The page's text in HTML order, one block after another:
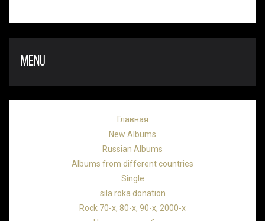
MENU
Главная
New Albums
Russian Albums
Albums from different countries
Single
sila roka donation
Rock 70-х, 80-х, 90-х, 2000-х